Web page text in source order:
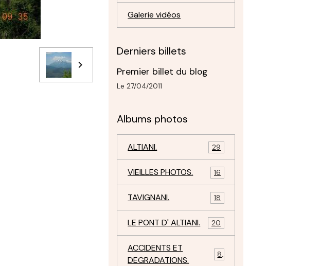
Galerie vidéos
Derniers billets
Premier billet du blog
Le 27/04/2011
Albums photos
ALTIANI. 29
VIEILLES PHOTOS. 16
TAVIGNANI. 18
LE PONT D' ALTIANI. 20
ACCIDENTS ET
DEGRADATIONS.
8